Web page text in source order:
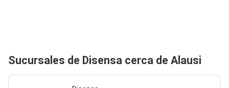
Sucursales de Disensa cerca de Alausi